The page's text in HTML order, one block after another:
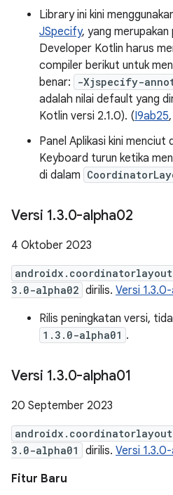
Library ini kini
JSpecify, yang merupakan
Developer Kotlin harus
compiler berikut untuk
benar:
-Xjspecify-
adalah nilai default yang
Kotlin versi 2.1.0). (I9ab25,
Panel Aplikasi kini menciut
Keyboard turun ketika
di dalam
Versi 1.3.0-alpha02
4 Oktober 2023
3.0-alpha02 dirilis. Versi
Rilis peningkatan versi,
1.3.0-alpha01 .
Versi 1.3.0-alpha01
20 September 2023
3.0-alpha01
dirilis. Versi
Fitur Baru